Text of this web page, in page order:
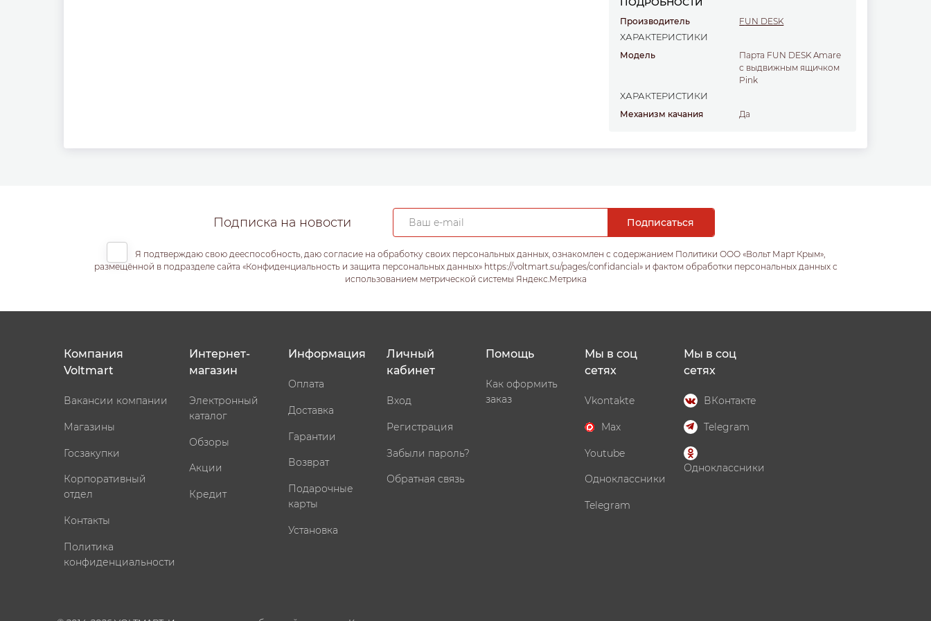
Производитель FUN DESK
ХАРАКТЕРИСТИКИ
Модель
Парта FUN DESK Amare
с выдвижным ящичком
Pink
ХАРАКТЕРИСТИКИ
Механизм качания Да
Подписка на новости
Я подтверждаю свою дееспособность, даю согласие на обработку своих персональных данных, ознакомлен с содержанием Политики ООО «Вольт Март Крым»,
размещённой в подразделе сайта «Конфиденциальность и защита персональных данных» https://voltmart.su/pages/confidancial» и фактом обработки персональных данных с
использованием метрической системы Яндекс.Метрика
Компания
Voltmart
Вакансии компании
Магазины
Госзакупки
Корпоративный
отдел
Контакты
Политика
конфиденциальности
Интернет-
магазин
Электронный
каталог
Обзоры
Акции
Кредит
Информация
Оплата
Доставка
Гарантии
Возврат
Подарочные
карты
Установка
Личный
кабинет
Вход
Регистрация
Забыли пароль?
Обратная связь
Помощь
Как оформить
заказ
Мы в соц
сетях
Vkontakte
Max
Youtube
Одноклассники
Telegram
Мы в соц
сетях
ВКонтакте
Telegram
Одноклассники